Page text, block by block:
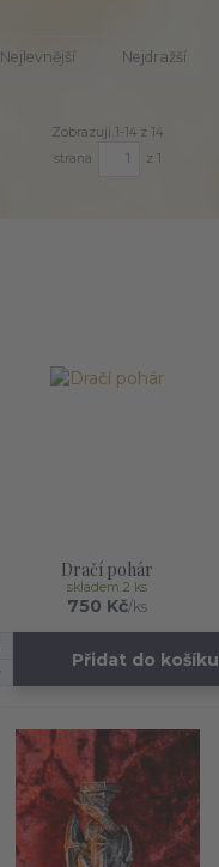
Nejlevnější Nejdražší
Zobrazuji 1-14 z 14
strana
z 1
Dračí pohár
750 Kč/ks
skladem 2 ks
Přidat do košíku